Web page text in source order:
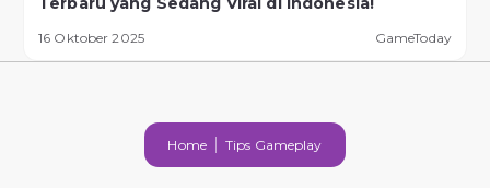
16 Oktober 2025 GameToday
Home Tips Gameplay